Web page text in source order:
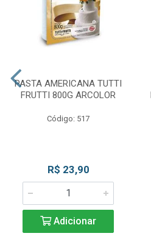
PASTA AMERICANA TUTTI
FRUTTI 800G ARCOLOR
Código: 517
R$ 23,90
Adicionar